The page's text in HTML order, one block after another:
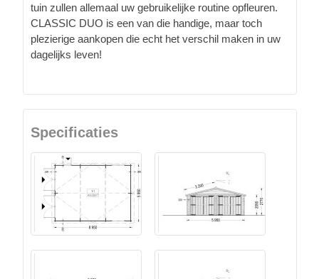
tuin zullen allemaal uw gebruikelijke routine opfleuren.
CLASSIC DUO is een van die handige, maar toch
plezierige aankopen die echt het verschil maken in uw
dagelijks leven!
Specificaties